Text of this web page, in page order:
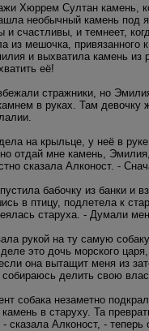
Хюррем Султан камень,
необычный камень под
и счастливы, и темнеет,
из мешочка, привязанного
и выхватила камень из
её!
стражники, но
в руках. Там девочку
на крыльце, у неё в
отдай мне камень, Эмилия,
сказала Алконост. -
бабочку из банки и
в птицу, подлетела к
старуха. - Думали
рукой на ту самую
это дочь морского
она вытащит меня из
делить свою
собака незаметно
в старуху. Та
сказала Алконост, - теперь